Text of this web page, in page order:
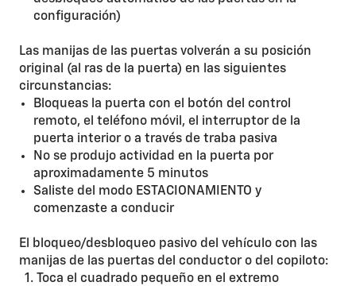
configuración)
Las manijas de las puertas volverán a su posición
original (al ras de la puerta) en las siguientes
circunstancias:
Bloqueas la puerta con el botón del control
remoto, el teléfono móvil, el interruptor de la
puerta interior o a través de traba pasiva
No se produjo actividad en la puerta por
aproximadamente 5 minutos
Saliste del modo ESTACIONAMIENTO y
comenzaste a conducir
El bloqueo/desbloqueo pasivo del vehículo con las
manijas de las puertas del conductor o del copiloto:
Toca el cuadrado pequeño en el extremo